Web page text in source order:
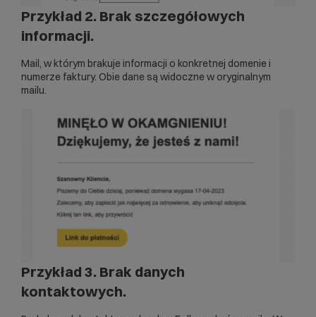
Przykład 2. Brak szczegółowych
informacji.
Mail, w którym brakuje informacji o konkretnej domenie i
numerze faktury. Obie dane są widoczne w oryginalnym
mailu.
Przykład 3. Brak danych
kontaktowych.